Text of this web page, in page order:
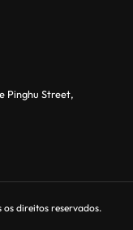
Pinghu Street,
direitos reservados.